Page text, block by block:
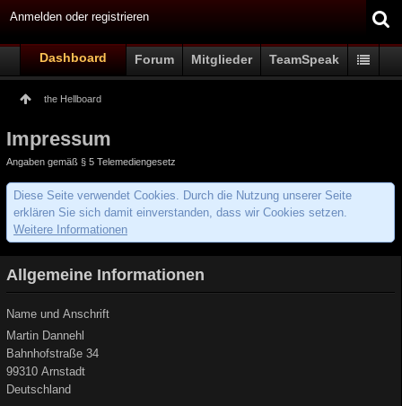
Anmelden oder registrieren
Dashboard Forum Mitglieder TeamSpeak
the Hellboard
Impressum
Angaben gemäß § 5 Telemediengesetz
Diese Seite verwendet Cookies. Durch die Nutzung unserer Seite
erklären Sie sich damit einverstanden, dass wir Cookies setzen.
Weitere Informationen
Allgemeine Informationen
Name und Anschrift
Martin Dannehl
Bahnhofstraße 34
99310 Arnstadt
Deutschland